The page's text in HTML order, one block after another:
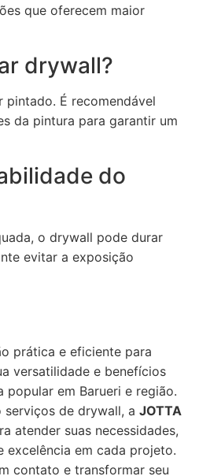
que oferecem maior
drywall?
pintado. É recomendável
da pintura para garantir um
do
o drywall pode durar
evitar a exposição
prática e eficiente para
versatilidade e benefícios
popular em Barueri e região.
serviços de drywall, a JOTTA
atender suas necessidades,
excelência em cada projeto.
contato e transformar seu